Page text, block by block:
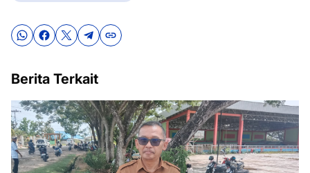
Berita Terkait